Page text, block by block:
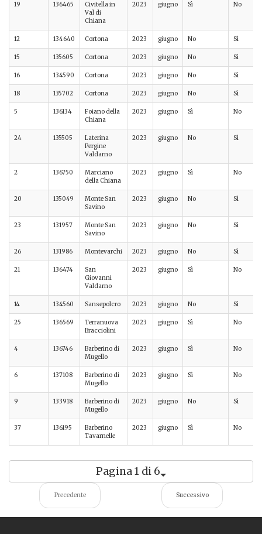
19 136465
Civitella in
Val di
Chiana
2023 giugno Sì No
12 134640 Cortona 2023 giugno No Sì
15 135605 Cortona 2023 giugno No Sì
16 134590 Cortona 2023 giugno No Sì
18 135702 Cortona 2023 giugno No Sì
5 136134
Foiano della
Chiana
2023 giugno Sì No
24 135505
Laterina
Pergine
Valdarno
2023 giugno No Sì
2 136750
Marciano
della Chiana
2023 giugno Sì No
20 135049
Monte San
Savino
2023 giugno No Sì
23 131957
Monte San
Savino
2023 giugno No Sì
26 131986 Montevarchi 2023 giugno No Sì
21 136474
San
Giovanni
Valdarno
2023 giugno Sì No
14 134560 Sansepolcro 2023 giugno No Sì
25 136569
Terranuova
Bracciolini
2023 giugno Sì No
4 136746
Barberino di
Mugello
2023 giugno Sì No
6 137108
Barberino di
Mugello
2023 giugno Sì No
9 133918
Barberino di
Mugello
2023 giugno No Sì
37 136195
Barberino
Tavarnelle
2023 giugno Sì No
Pagina 1 di 6
Precedente Successivo